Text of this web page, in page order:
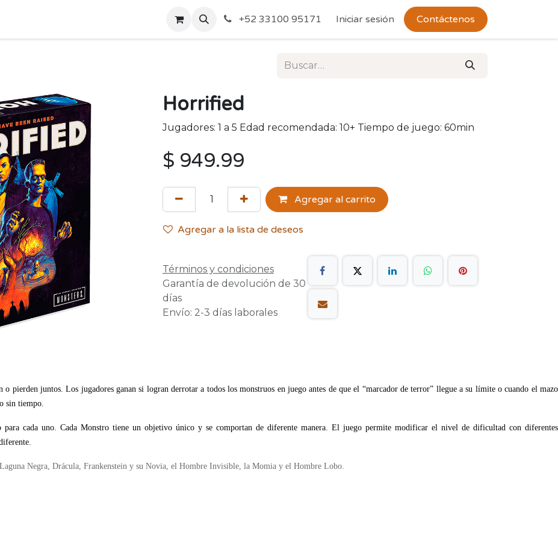
Acerca de Nosotros Politicas de Envío y Devoluciones
+52 33100 95171 Iniciar sesión Contáctenos
Horrified
Jugadores: 1 a 5 Edad recomendada: 10+ Tiempo de juego: 60min
$ 949.99
Agregar al carrito
Agregar a la lista de deseos
Términos y condiciones
Garantía de devolución de 30
días
Envío: 2-3 días laborales
pierden juntos. Los jugadores ganan si logran derrotar a todos los monstruos en juego antes de que el “marcador de terror” llegue a su límite o cuando el mazo
sin tiempo.
para cada uno. Cada Monstro tiene un objetivo único y se comportan de diferente manera. El juego permite modificar el nivel de dificultad con diferentes
Negra, Drácula, Frankenstein y su Novia, el Hombre Invisible, la Momia y el Hombre Lobo.